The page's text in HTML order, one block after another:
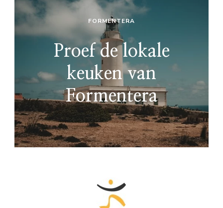
FORMENTERA
Proef de lokale
keuken van
Formentera